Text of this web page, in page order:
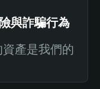
與詐騙行為
產是我們的